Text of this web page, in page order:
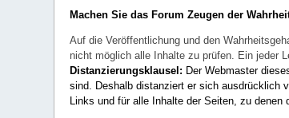
Machen Sie das Forum Zeugen der
Auf die Veröffentlichung und den
nicht möglich alle Inhalte zu prüfen. Ein jeder
Distanzierungsklausel: Der Webmaster
sind. Deshalb distanziert er sich ausdrücklich
Links und für alle Inhalte der Seiten, zu denen